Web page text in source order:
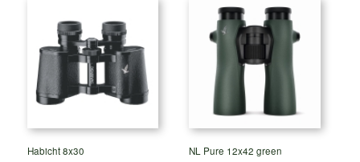
Habicht 8x30 NL Pure 12x42 green